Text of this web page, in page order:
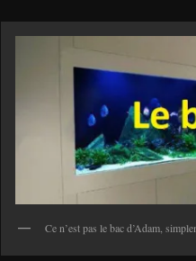
Ce n’est pas le bac d’Adam,